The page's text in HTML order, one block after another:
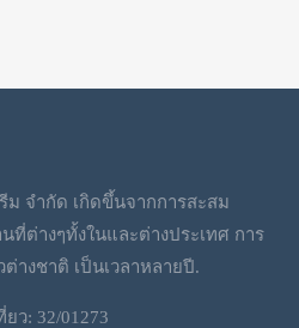
จำกัด เกิดขึ้นจากการสะสม
ที่ต่างๆทั้งในและต่างประเทศ การ
างชาติ เป็นเวลาหลายปี.
ว: 32/01273